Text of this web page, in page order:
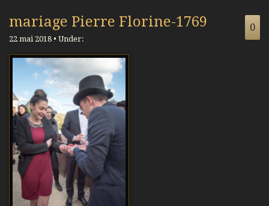
mariage Pierre Florine-1769
22 mai 2018 • Under:
0